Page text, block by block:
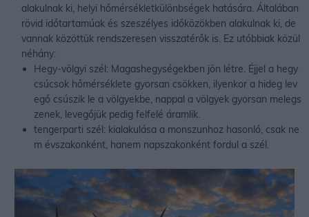
alakulnak ki, helyi hőmérsékletkülönbségek hatására. Általában
rövid időtartamúak és szeszélyes időközökben alakulnak ki, de
vannak közöttük rendszeresen visszatérők is. Ez utóbbiak közül
néhány:
Hegy-völgyi szél: Magashegységekben jön létre. Éjjel a hegy
csúcsok hőmérséklete gyorsan csökken, ilyenkor a hideg lev
egő csúszik le a völgyekbe, nappal a völgyek gyorsan melegs
zenek, levegőjük pedig felfelé áramlik.
tengerparti szél: kialakulása a monszunhoz hasonló, csak ne
m évszakonként, hanem napszakonként fordul a szél.